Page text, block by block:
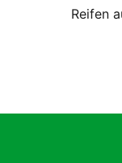
Reifen